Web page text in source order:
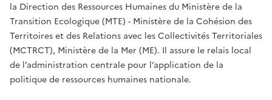
la Direction des Ressources Humaines du Ministère de la
Transition Ecologique (MTE) - Ministère de la Cohésion des
Territoires et des Relations avec les Collectivités Territoriales
(MCTRCT), Ministère de la Mer (ME). Il assure le relais local
de l’administration centrale pour l’application de la
politique de ressources humaines nationale.